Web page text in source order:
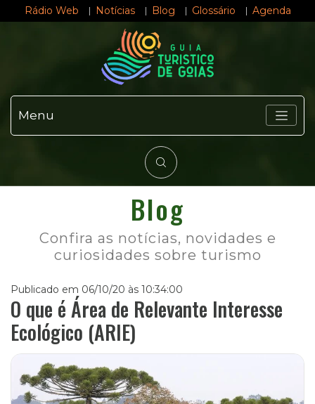
Rádio Web Notícias Blog Glossário Agenda
Menu
Blog
Confira as notícias, novidades e
curiosidades sobre turismo
Publicado em 06/10/20 às 10:34:00
O que é Área de Relevante Interesse
Ecológico (ARIE)